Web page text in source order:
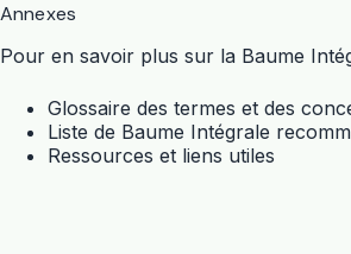
Annexes
Pour en savoir plus sur la Baume
Glossaire des termes et des
Liste de Baume Intégrale
Ressources et liens utiles